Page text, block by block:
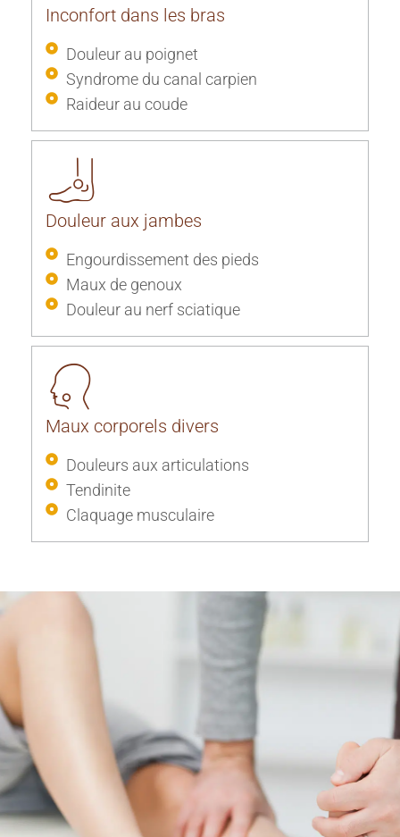
Inconfort dans les bras
Douleur au poignet
Syndrome du canal carpien
Raideur au coude
Douleur aux jambes
Engourdissement des pieds
Maux de genoux
Douleur au nerf sciatique
Maux corporels divers
Douleurs aux articulations
Tendinite
Claquage musculaire